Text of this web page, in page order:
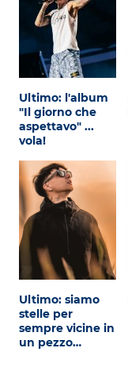
Ultimo: l'album
"Il giorno che
aspettavo" ...
vola!
Ultimo: siamo
stelle per
sempre vicine in
un pezzo…